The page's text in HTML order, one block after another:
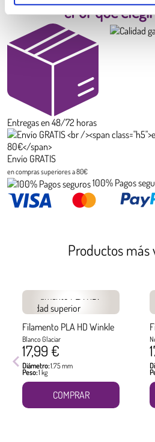
¿Por qué
Entregas en 48/72 horas
Envío GRATIS
en compras superiores a 80€
100% Pagos
Productos más
Filamento PLA HD Winkle
Blanco Glaciar
17,99 €
Diámetro:1.75 mm
Peso:1 kg
COMPRAR